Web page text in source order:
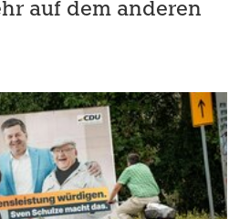
auf dem anderen